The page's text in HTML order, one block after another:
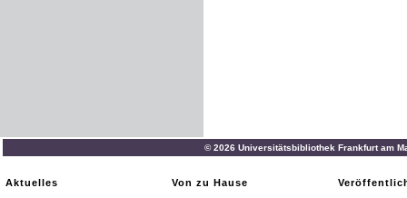
© 2026 Universitätsbibliothek Frankfurt am
Aktuelles
Von zu Hause